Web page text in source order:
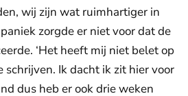
wij zijn wat ruimhartiger in
zorgde er niet voor dat de
‘Het heeft mij niet belet op
schrijven. Ik dacht ik zit hier voor
dus heb er ook drie weken